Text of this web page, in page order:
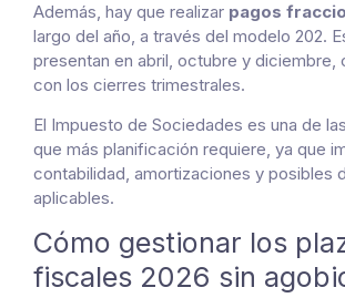
Además, hay que realizar pagos
largo del año, a través del modelo 202.
presentan en abril, octubre y diciembre,
con los cierres trimestrales.
El Impuesto de Sociedades es una de
que más planificación requiere, ya que
contabilidad, amortizaciones y posibles
aplicables.
Cómo gestionar los
fiscales 2026 sin